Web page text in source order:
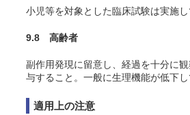
小児等を対象とした臨床試験は実施し
9.8 高齢者
副作用発現に留意し、経過を十分に
与すること。一般に生理機能が低下し
適用上の注意